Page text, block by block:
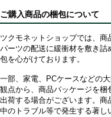
ご購入商品の梱包について
ツクモネットショップでは、
パーツの配送に緩衝材を敷き詰
包を心がけております。
一部、家電、PCケースなどの
観点から、商品パッケージを梱
出荷する場合がございます。商
中のトラブル等で発生する著